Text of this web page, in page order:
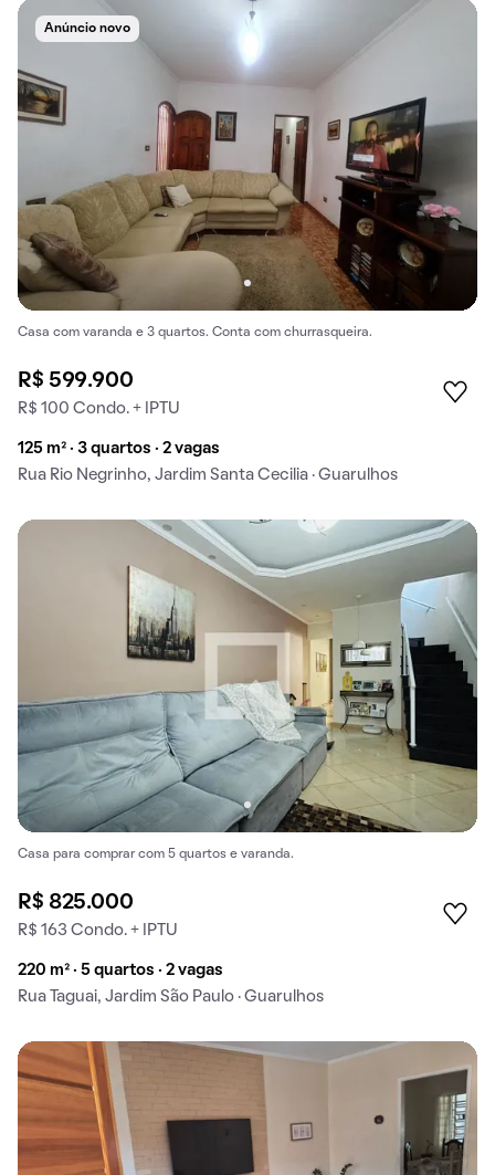
Anúncio novo
Casa com varanda e 3 quartos. Conta com churrasqueira.
R$ 599.900
R$ 100 Condo. + IPTU
125 m² · 3 quartos · 2 vagas
Rua Rio Negrinho, Jardim Santa Cecilia · Guarulhos
Casa para comprar com 5 quartos e varanda.
R$ 825.000
R$ 163 Condo. + IPTU
220 m² · 5 quartos · 2 vagas
Rua Taguai, Jardim São Paulo · Guarulhos